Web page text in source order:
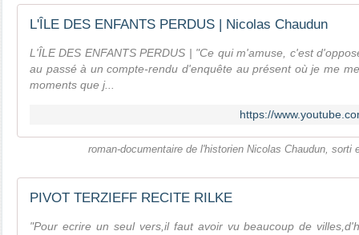
L'ÎLE DES ENFANTS PERDUS | Nicolas Chaudun
L'ÎLE DES ENFANTS PERDUS | "Ce qui m'amuse, c'est
au passé à un compte-rendu d'enquête au présent où je me
moments que j...
https://
roman-documentaire de l'historien Nicolas Chaudun, sorti
PIVOT TERZIEFF RECITE RILKE
"Pour ecrire un seul vers,il faut avoir vu beaucoup de